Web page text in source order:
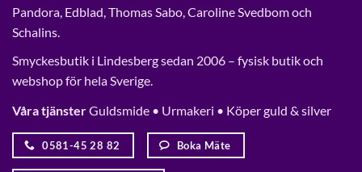
Pandora, Edblad, Thomas Sabo, Caroline Svedbom och
Schalins.
Smyckesbutik i Lindesberg sedan 2006 – fysisk butik och
webshop för hela Sverige.
Våra tjänsterGuldsmide • Urmakeri • Köper guld & silver
0581-45 28 82 Boka Mäte